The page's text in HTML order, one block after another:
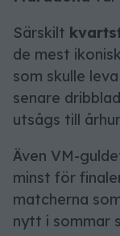
Särskilt
de mest
som skulle
senare
utsågs till
Även VM-
minst för
matcherna
nytt i sommar